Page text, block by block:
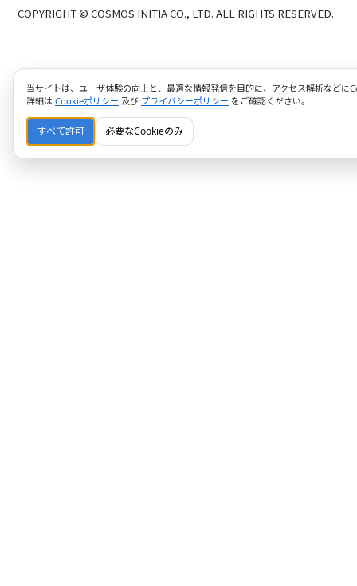
COPYRIGHT © COSMOS INITIA CO., LTD. ALL RIGHTS RESERVED.
当サイトは、ユーザ体験の向上と、最適な情報発信を目的に、アクセス解析などに
詳細は Cookieポリシー 及び プライバシーポリシー をご確認ください。
すべて許可 必要なCookieのみ